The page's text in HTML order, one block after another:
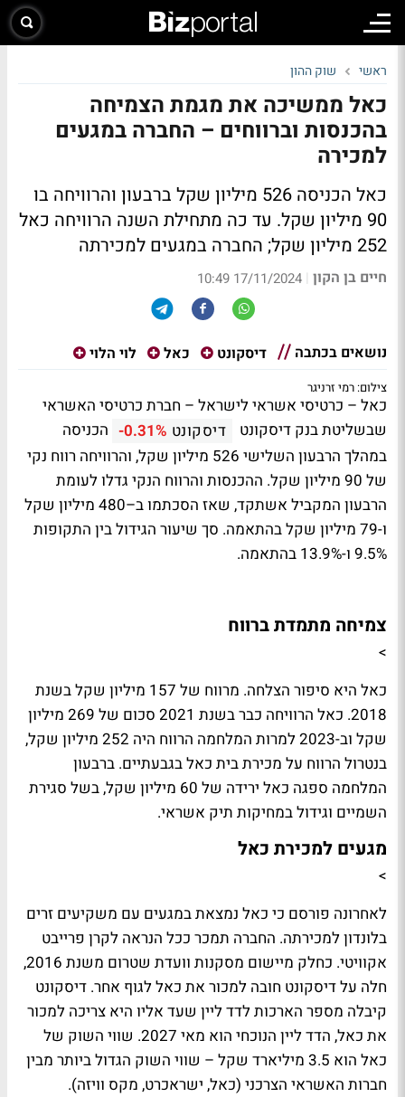
ראשי שוק ההון
כאל ממשיכה את מגמת הצמיחה
בהכנסות וברווחים – החברה במגעים
למכירה
כאל הכניסה 526 מיליון שקל ברבעון והרוויחה בו
90 מיליון שקל. עד כה מתחילת השנה הרוויחה כאל
252 מיליון שקל; החברה במגעים למכירתה
חיים בן הקון |
17/11/2024 10:49
נושאים בכתבה דיסקונט כאל לוי הלוי
צילום: רמי זרניגר
כאל – כרטיסי אשראי לישראל – חברת כרטיסי האשראי
שבשליטת בנק דיסקונט
דיסקונט -0.31% הכניסה
במהלך הרבעון השלישי 526 מיליון שקל, והרוויחה רווח נקי
של 90 מיליון שקל. ההכנסות והרווח הנקי גדלו לעומת
הרבעון המקביל אשתקד, שאז הסכתמו ב–480 מיליון שקל
ו-79 מיליון שקל בהתאמה. סך שיעור הגידול בין התקופות
9.5% ו-13.9% בהתאמה.
צמיחה מתמדת ברווח
>
כאל היא סיפור הצלחה. מרווח של 157 מיליון שקל בשנת
2018. כאל הרוויחה כבר בשנת 2021 סכום של 269 מיליון
שקל וב-2023 למרות המלחמה הרווח היה 252 מיליון שקל,
בנטרול הרווח על מכירת בית כאל בגבעתיים. ברבעון
המלחמה ספגה כאל ירידה של 60 מיליון שקל, בשל סגירת
השמיים וגידול במחיקות תיק אשראי.
מגעים למכירת כאל
>
לאחרונה פורסם כי כאל נמצאת במגעים עם משקיעים זרים
בלונדון למכירתה. החברה תמכר ככל הנראה לקרן פרייבט
אקוויטי. כחלק מיישום מסקנות וועדת שטרום משנת 2016,
חלה על דיסקונט חובה למכור את כאל לגוף אחר. דיסקונט
קיבלה מספר הארכות לדד ליין שעד אליו היא צריכה למכור
את כאל, הדד ליין הנוכחי הוא מאי 2027. שווי השוק של
כאל הוא 3.5 מיליארד שקל – שווי השוק הגדול ביותר מבין
חברות האשראי הצרכני (כאל, ישראכרט, מקס וויזה).